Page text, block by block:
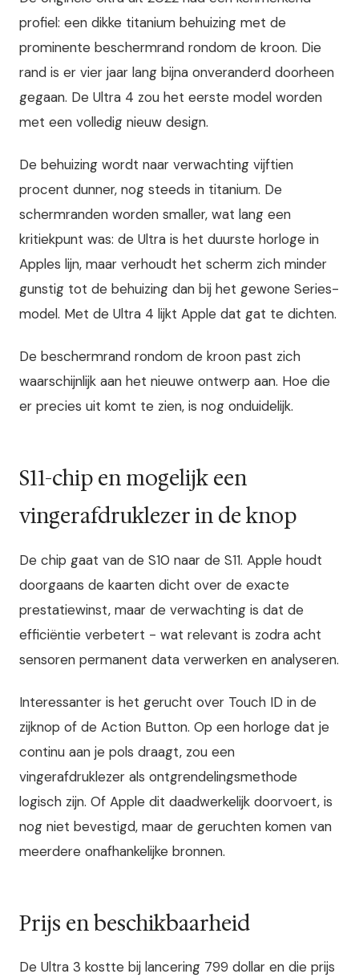
profiel: een dikke titanium behuizing met de
prominente beschermrand rondom de kroon. Die
rand is er vier jaar lang bijna onveranderd doorheen
gegaan. De Ultra 4 zou het eerste model worden
met een volledig nieuw design.
De behuizing wordt naar verwachting vijftien
procent dunner, nog steeds in titanium. De
schermranden worden smaller, wat lang een
kritiekpunt was: de Ultra is het duurste horloge in
Apples lijn, maar verhoudt het scherm zich minder
gunstig tot de behuizing dan bij het gewone Series-
model. Met de Ultra 4 lijkt Apple dat gat te dichten.
De beschermrand rondom de kroon past zich
waarschijnlijk aan het nieuwe ontwerp aan. Hoe die
er precies uit komt te zien, is nog onduidelijk.
S11-chip en mogelijk een
vingerafdruklezer in de knop
De chip gaat van de S10 naar de S11. Apple houdt
doorgaans de kaarten dicht over de exacte
prestatiewinst, maar de verwachting is dat de
efficiëntie verbetert - wat relevant is zodra acht
sensoren permanent data verwerken en analyseren.
Interessanter is het gerucht over Touch ID in de
zijknop of de Action Button. Op een horloge dat je
continu aan je pols draagt, zou een
vingerafdruklezer als ontgrendelingsmethode
logisch zijn. Of Apple dit daadwerkelijk doorvoert, is
nog niet bevestigd, maar de geruchten komen van
meerdere onafhankelijke bronnen.
Prijs en beschikbaarheid
De Ultra 3 kostte bij lancering 799 dollar en die prijs